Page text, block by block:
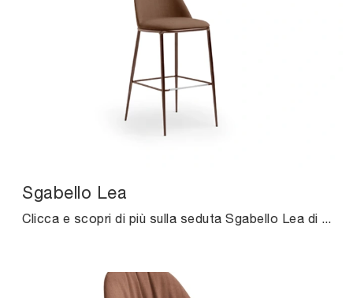
Sgabello Lea
Clicca e scopri di più sulla seduta Sgabello Lea di Midj in tessuto: le più belle Sedie sgabelli moderne ti attendono.